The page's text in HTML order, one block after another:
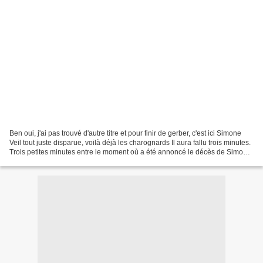
Ben oui, j'ai pas trouvé d'autre titre et pour finir de gerber, c'est ici Simone
Veil tout juste disparue, voilà déjà les charognards Il aura fallu trois minutes.
Trois petites minutes entre le moment où a été annoncé le décès de Simone